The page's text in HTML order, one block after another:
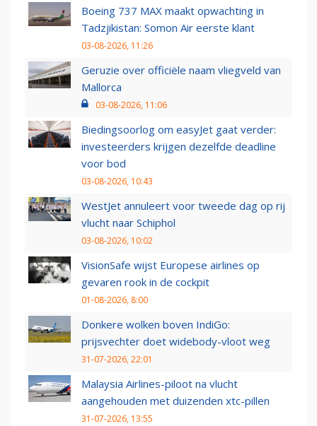
Boeing 737 MAX maakt opwachting in
Tadzjikistan: Somon Air eerste klant
03-08-2026, 11:26
Geruzie over officiële naam vliegveld van
Mallorca
03-08-2026, 11:06
Biedingsoorlog om easyJet gaat verder:
investeerders krijgen dezelfde deadline
voor bod
03-08-2026, 10:43
WestJet annuleert voor tweede dag op rij
vlucht naar Schiphol
03-08-2026, 10:02
VisionSafe wijst Europese airlines op
gevaren rook in de cockpit
01-08-2026, 8:00
Donkere wolken boven IndiGo:
prijsvechter doet widebody-vloot weg
31-07-2026, 22:01
Malaysia Airlines-piloot na vlucht
aangehouden met duizenden xtc-pillen
31-07-2026, 13:55